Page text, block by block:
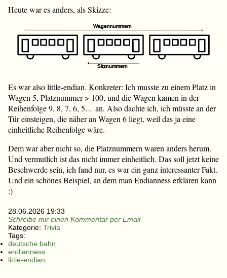
Heute war es anders, als Skizze:
Es war also little-endian. Konkreter: Ich musste zu einem Platz in
Wagen 5, Platznummer > 100, und die Wagen kamen in der
Reihenfolge 9, 8, 7, 6, 5… an. Also dachte ich, ich müsste an der
Tür einsteigen, die näher an Wagen 6 liegt, weil das ja eine
einheitliche Reihenfolge wäre.
Dem war aber nicht so, die Platznummern waren anders herum.
Und vermutlich ist das nicht immer einheitlich. Das soll jetzt keine
Beschwerde sein, ich fand nur, es war ein ganz interessanter Fakt.
Und ein schönes Beispiel, an dem man Endianness erklären kann
:)
28.06.2026 19:33
Schreibe mir einen Kommentar per Email
Kategorie: Trivia
Tags:
deutsche bahn
endianness
little-endian